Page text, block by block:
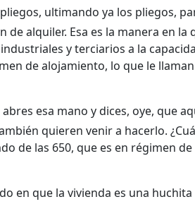
ultimando ya los pliegos,
alquiler. Esa es la manera en la
y terciarios a la
de alojamiento, lo que le
esa mano y dices, oye, que
quieren venir a hacerlo.
de las 650, que es en régimen
en que la vivienda es una